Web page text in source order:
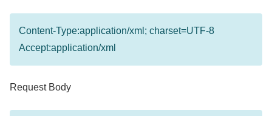
Content-Type:application/xml; charset=UTF-8
Accept:application/xml
Request Body